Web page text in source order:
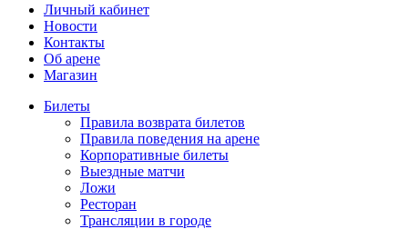
Личный кабинет
Новости
Контакты
Об арене
Магазин
Билеты
Правила возврата билетов
Правила поведения на арене
Корпоративные билеты
Выездные матчи
Ложи
Ресторан
Трансляции в городе